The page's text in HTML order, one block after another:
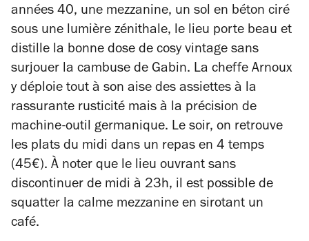
années 40, une mezzanine, un sol en béton ciré
sous une lumière zénithale, le lieu porte beau et
distille la bonne dose de cosy vintage sans
surjouer la cambuse de Gabin. La cheffe Arnoux
y déploie tout à son aise des assiettes à la
rassurante rusticité mais à la précision de
machine-outil germanique. Le soir, on retrouve
les plats du midi dans un repas en 4 temps
(45€). À noter que le lieu ouvrant sans
discontinuer de midi à 23h, il est possible de
squatter la calme mezzanine en sirotant un
café.